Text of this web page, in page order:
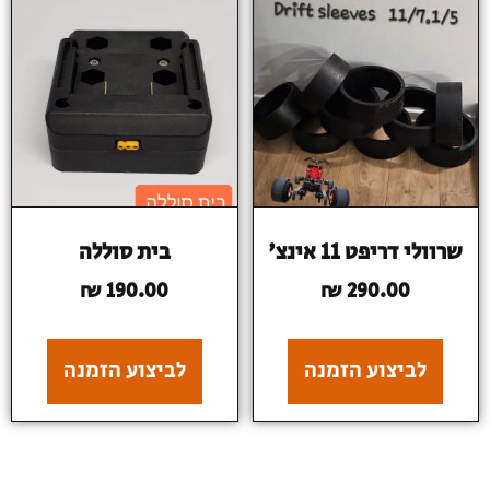
שרוולי דריפט 11 אינצ'
₪290.00
לביצוע הזמנה
בית סוללה
₪190.00
לביצוע הזמנה